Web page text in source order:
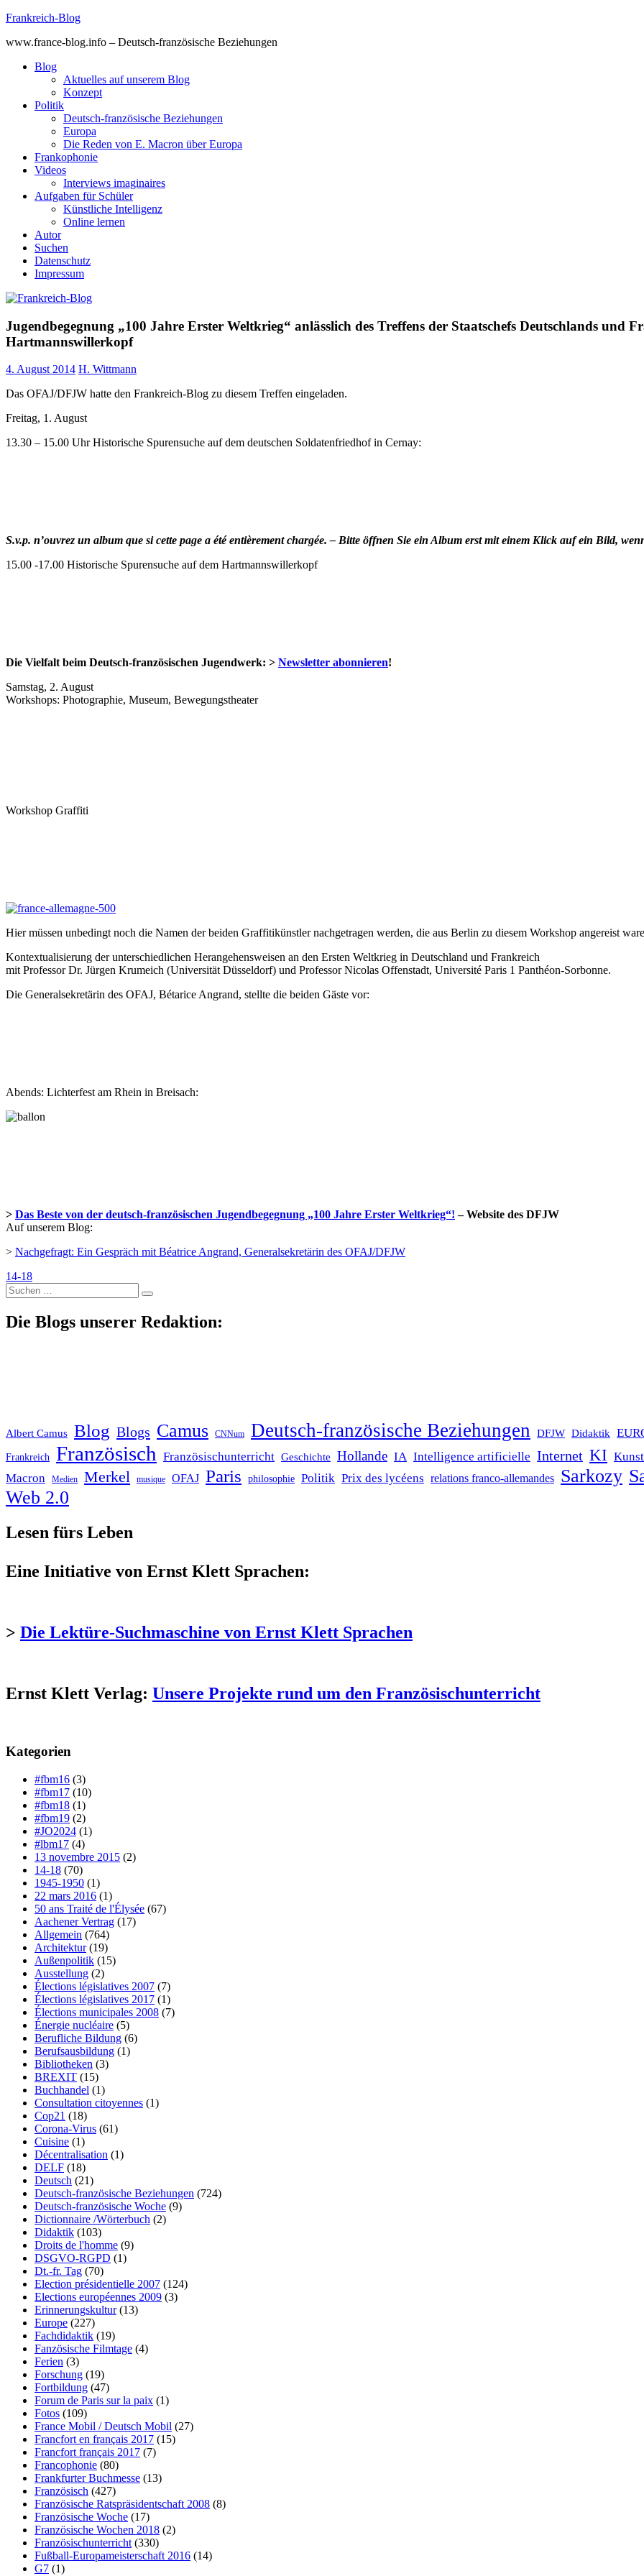
Skip
content
Frankreich-Blog
www.france-blog.info – Deutsch-französische Beziehungen
Blog
Aktuelles auf unserem Blog
Konzept
Politik
Deutsch-französische Beziehungen
Europa
Die Reden von E. Macron über Europa
Frankophonie
Videos
Interviews imaginaires
Aufgaben für Schüler
Künstliche Intelligenz
Online lernen
Autor
Suchen
Datenschutz
Impressum
Jugendbegegnung „100 Jahre Erster Weltkrieg“ anlässlich des Treffens der Staatschefs Deutschlands und
Hartmannswillerkopf
4. August 2014 H. Wittmann
Das OFAJ/DFJW hatte den Frankreich-Blog zu diesem Treffen eingeladen.
Freitag, 1. August
13.30 – 15.00 Uhr Historische Spurensuche auf dem deutschen Soldatenfriedhof in Cernay:
S.v.p. n’ouvrez un album que si cette page a été entièrement chargée. – Bitte öffnen Sie ein Album erst mit einem Klick auf ein Bild,
15.00 -17.00 Historische Spurensuche auf dem Hartmannswillerkopf
Die Vielfalt beim Deutsch-französischen Jugendwerk: > Newsletter abonnieren!
Samstag, 2. August
Workshops: Photographie, Museum, Bewegungstheater
Workshop Graffiti
Hier müssen unbedingt noch die Namen der beiden Graffitikünstler nachgetragen werden, die aus Berlin zu diesem Workshop angereist
Kontextualisierung der unterschiedlichen Herangehensweisen an den Ersten Weltkrieg in Deutschland und Frankreich
mit Professor Dr. Jürgen Krumeich (Universität Düsseldorf) und Professor Nicolas Offenstadt, Université Paris 1 Panthéon-Sorbonne.
Die Generalsekretärin des OFAJ, Bétarice Angrand, stellte die beiden Gäste vor:
Abends: Lichterfest am Rhein in Breisach:
> Das Beste von der deutsch-französischen Jugendbegegnung „100 Jahre Erster Weltkrieg“! – Website des DFJW
Auf unserem Blog:
> Nachgefragt: Ein Gespräch mit Béatrice Angrand, Generalsekretärin des OFAJ/DFJW
14-18
Suche
nach:
Die Blogs unserer Redaktion:
Albert Camus Blog Blogs Camus CNNum Deutsch-französische Beziehungen DFJW Didaktik
Frankreich Französisch Französischunterricht Geschichte Hollande IA Intelligence artificielle Internet KI Kunst
Macron
Medien Merkel musique OFAJ Paris philosophie Politik Prix des lycéens relations franco-allemandes Sarkozy
Web 2.0
Lesen fürs Leben
Eine Initiative von Ernst Klett Sprachen:
> Die Lektüre-Suchmaschine von Ernst Klett Sprachen
Ernst Klett Verlag: Unsere Projekte rund um den Französischunterricht
Kategorien
#fbm16 (3)
#fbm17 (10)
#fbm18 (1)
#fbm19 (2)
#JO2024 (1)
#lbm17 (4)
13 novembre 2015 (2)
14-18 (70)
1945-1950 (1)
22 mars 2016 (1)
50 ans Traité de l'Élysée (67)
Aachener Vertrag (17)
Allgemein (764)
Architektur(19)
Außenpolitik (15)
Ausstellung (2)
Élections législatives 2007 (7)
Élections législatives 2017 (1)
Élections municipales 2008 (7)
Énergie nucléaire (5)
Berufliche Bildung (6)
Berufsausbildung (1)
Bibliotheken (3)
BREXIT (15)
Buchhandel (1)
Consultation citoyennes (1)
Cop21 (18)
Corona-Virus (61)
Cuisine (1)
Décentralisation (1)
DELF (18)
Deutsch (21)
Deutsch-französische Beziehungen (724)
Deutsch-französische Woche (9)
Dictionnaire /Wörterbuch (2)
Didaktik (103)
Droits de l'homme (9)
DSGVO-RGPD (1)
Dt.-fr. Tag (70)
Election présidentielle 2007 (124)
Elections européennes 2009 (3)
Erinnerungskultur(13)
Europe (227)
Fachdidaktik (19)
Fanzösische Filmtage (4)
Ferien (3)
Forschung (19)
Fortbildung (47)
Forum de Paris sur la paix (1)
Fotos (109)
France Mobil / Deutsch Mobil (27)
Francfort en français 2017 (15)
Francfort français 2017 (7)
Francophonie (80)
Frankfurter Buchmesse (13)
Französisch (427)
Französische Ratspräsidentschaft 2008 (8)
Französische Woche (17)
Französische Wochen 2018 (2)
Französischunterricht (330)
Fußball-Europameisterschaft 2016 (14)
G7 (1)